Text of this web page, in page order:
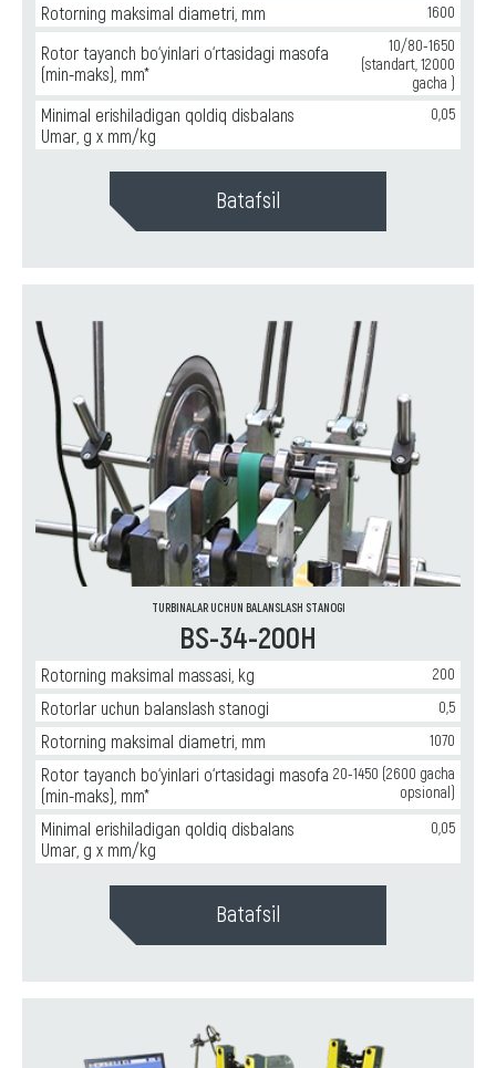
Rotorning maksimal diametri, mm 1600
Rotor tayanch bo‘yinlari o‘rtasidagi masofa
(min-maks), mm*
10/80-1650
(standart, 12000
gacha )
Minimal erishiladigan qoldiq disbalans
Umar, g x mm/kg
0,05
Batafsil
TURBINALAR UCHUN BALANSLASH STANOGI
BS-34-200H
Rotorning maksimal massasi, kg 200
Rotorlar uchun balanslash stanogi 0,5
Rotorning maksimal diametri, mm 1070
Rotor tayanch bo‘yinlari o‘rtasidagi masofa
(min-maks), mm*
20-1450 (2600 gacha
opsional)
Minimal erishiladigan qoldiq disbalans
Umar, g x mm/kg
0,05
Batafsil